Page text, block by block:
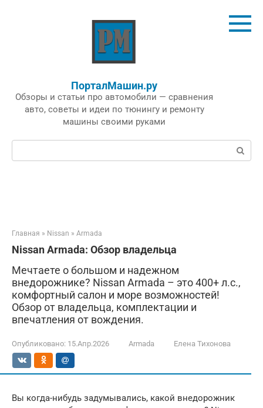
ПорталМашин.ру
Обзоры и статьи про автомобили — сравнения
авто, советы и идеи по тюнингу и ремонту
машины своими руками
Поиск:
Главная » Nissan » Armada
Nissan Armada: Обзор владельца
Мечтаете о большом и надежном
внедорожнике? Nissan Armada – это 400+ л.с.,
комфортный салон и море возможностей!
Обзор от владельца, комплектации и
впечатления от вождения.
Опубликовано: 15.Апр.2026 Armada Елена Тихонова
Вы когда-нибудь задумывались, какой внедорожник